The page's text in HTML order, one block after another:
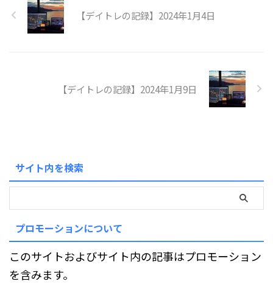
【デイトレの記録】2024年1月4日
【デイトレの記録】2024年1月9日
サイト内を検索
プロモーションについて
このサイトおよびサイト内の記事はプロモーション
を含みます。